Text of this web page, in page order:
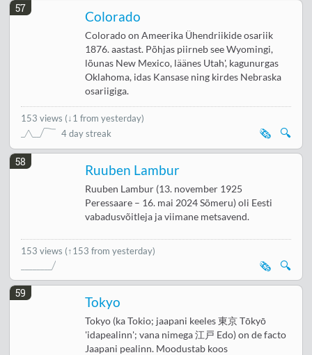
57
Colorado
Colorado on Ameerika Ühendriikide osariik
1876. aastast. Põhjas piirneb see Wyomingi,
lõunas New Mexico, läänes Utah', kagunurgas
Oklahoma, idas Kansase ning kirdes Nebraska
osariigiga.
153 views (↓1 from yesterday)
4 day streak
🔍
🗞️
58
Ruuben Lambur
Ruuben Lambur (13. november 1925
Peressaare – 16. mai 2024 Sõmeru) oli Eesti
vabadusvõitleja ja viimane metsavend.
153 views (↑153 from yesterday)
🔍
🗞️
59
Tokyo
Tokyo (ka Tokio; jaapani keeles 東京 Tōkyō
'idapealinn'; vana nimega 江戸 Edo) on de facto
Jaapani pealinn. Moodustab koos